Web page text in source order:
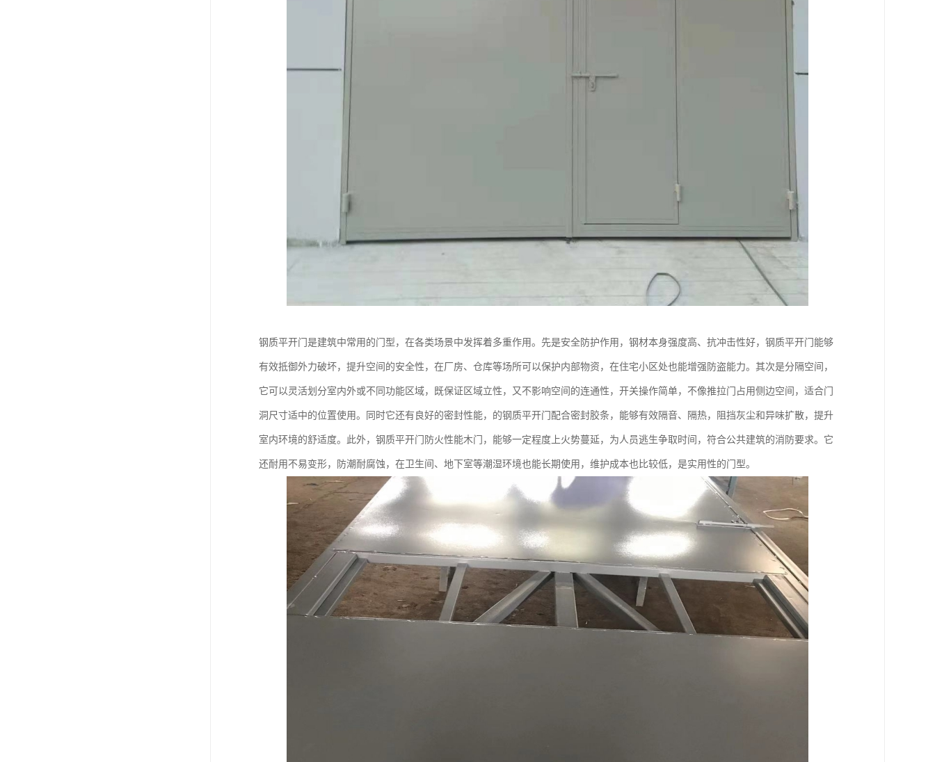
钢质平开门是建筑中常用的门型，在各类场景中发挥着多重作用。先是安全防护作用，钢材本身强度高、抗冲击性好，钢质平开门能够
有效抵御外力破坏，提升空间的安全性，在厂房、仓库等场所可以保护内部物资，在住宅小区处也能增强防盗能力。其次是分隔空间，
它可以灵活划分室内外或不同功能区域，既保证区域立性，又不影响空间的连通性，开关操作简单，不像推拉门占用侧边空间，适合门
洞尺寸适中的位置使用。同时它还有良好的密封性能，的钢质平开门配合密封胶条，能够有效隔音、隔热，阻挡灰尘和异味扩散，提升
室内环境的舒适度。此外，钢质平开门防火性能木门，能够一定程度上火势蔓延，为人员逃生争取时间，符合公共建筑的消防要求。它
还耐用不易变形，防潮耐腐蚀，在卫生间、地下室等潮湿环境也能长期使用，维护成本也比较低，是实用性的门型。